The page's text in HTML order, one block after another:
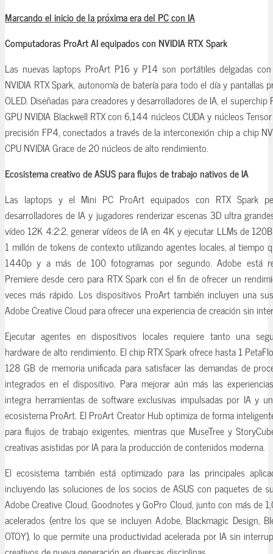
Marcando el inicio de la próxima era del PC con IA
Computadoras ProArt AI equipados con NVIDIA RTX Spark
Las nuevas laptops ProArt P16 y P14 son portátiles delgadas
NVIDIA RTX Spark, autonomía de batería para todo el día y pantallas
OLED. Diseñadas para creadores y desarrolladores de IA, el
GPU NVIDIA Blackwell RTX con 6,144 núcleos CUDA y núcleos
precisión FP4, conectados a través de la interconexión chip a chip
CPU NVIDIA Grace de 20 núcleos de alto rendimiento.
Ecosistema creativo de ASUS para flujos de trabajo nativos de IA
Las laptops y el Mini PC ProArt equipados con RTX Spark
desarrolladores de IA y jugadores renderizar escenas 3D ultra
vídeo 12K 4:2:2, generar vídeos de IA en 4K y ejecutar LLMs de
1 millón de tokens de contexto utilizando agentes locales, al tiempo
1440p y a más de 100 fotogramas por segundo. Adobe está
Premiere desde cero para RTX Spark con el fin de ofrecer un
veces más rápido. Los dispositivos ProArt también incluyen una
Adobe Creative Cloud para ofrecer una experiencia de creación sin
Ejecutar agentes en dispositivos locales requiere tanto una
hardware de alto rendimiento. El chip RTX Spark ofrece hasta 1
128 GB de memoria unificada para satisfacer las demandas de
integrados en el dispositivo. Para mejorar aún más las
integra herramientas de software exclusivas impulsadas por IA y
ecosistema ProArt. El ProArt Creator Hub optimiza de forma
para flujos de trabajo exigentes, mientras que MuseTree y
creativas asistidas por IA para la producción de contenidos moderna.
El ecosistema también está optimizado para las principales
incluyendo las soluciones de los socios de ASUS con paquetes de
Adobe Creative Cloud, Goodnotes y GoPro Cloud, junto con más de
acelerados (entre los que se incluyen Adobe, Blackmagic Design,
OTOY), lo que permite una productividad acelerada por IA sin